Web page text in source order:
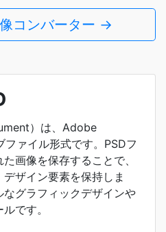
コンバーター →
）は、Adobe
ァイル形式です。PSDフ
画像を保存することで、
ザイン要素を保持しま
グラフィックデザインや
です。